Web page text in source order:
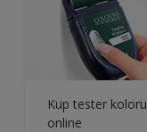
Kup tester koloru
online